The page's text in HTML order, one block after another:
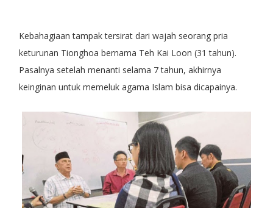
Kebahagiaan tampak tersirat dari wajah seorang pria
keturunan Tionghoa bernama Teh Kai Loon (31 tahun).
Pasalnya setelah menanti selama 7 tahun, akhirnya
keinginan untuk memeluk agama Islam bisa dicapainya.